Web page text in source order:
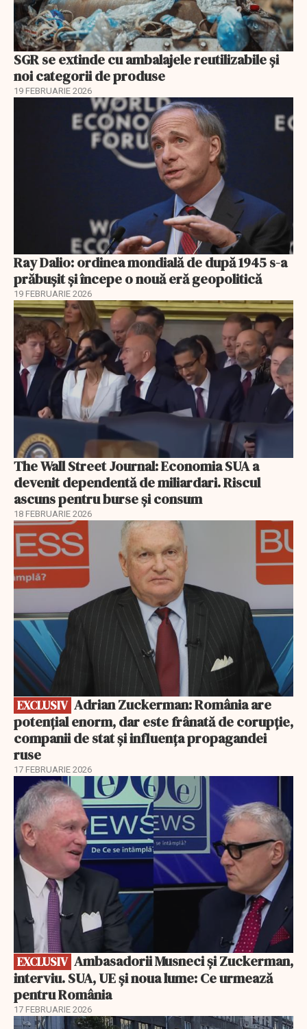
SGR se extinde cu ambalajele reutilizabile și
noi categorii de produse
19 FEBRUARIE 2026
Ray Dalio: ordinea mondială de după 1945 s-a
prăbușit și începe o nouă eră geopolitică
19 FEBRUARIE 2026
The Wall Street Journal: Economia SUA a
devenit dependentă de miliardari. Riscul
ascuns pentru burse și consum
18 FEBRUARIE 2026
EXCLUSIV
EXCLUSIV
potențial enorm, dar este frânată de corupție,
companii de stat și influența propagandei
ruse
17 FEBRUARIE 2026
EXCLUSIV
EXCLUSIV
interviu. SUA, UE și noua lume: Ce urmează
pentru România
17 FEBRUARIE 2026